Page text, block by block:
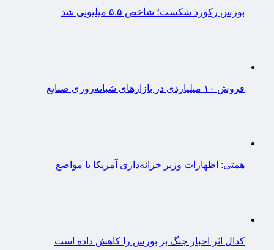
بورس رکورد شکست؛ شاخص ۵.۵ میلیونی شد
فروش ۱۰ میلیاردی در بازارهای شبانه‌روزی صنایع
همتی: اظهارات وزیر خزانه‌داری آمریکا با مواضع
کدال اثر اخبار جنگ بر بورس را کاهش داده است